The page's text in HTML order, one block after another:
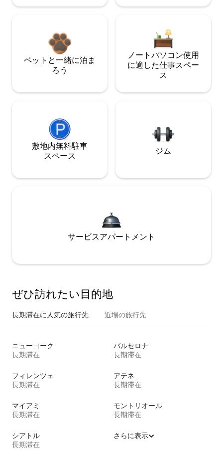
ペットと一緒に泊ま
ろう
ノートパソコン使用
に適した仕事スペー
ス
敷地内無料駐⁠車
ス⁠ペ⁠ー⁠ス
ジム
サービスアパートメント
ぜひ訪⁠れ⁠た⁠い目⁠的⁠地
長期滞在に人気の旅行先 近場の旅行先
ニューヨーク
長期滞在
バルセロナ
長期滞在
フィレンツェ
長期滞在
アテネ
長期滞在
マイアミ
長期滞在
モントリオール
長期滞在
シアトル
長期滞在
さらに表示